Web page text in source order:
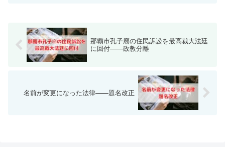
那覇市孔子廟の住民訴訟を最高裁大法廷
に回付――政教分離
名前が変更になった法律――題名改正